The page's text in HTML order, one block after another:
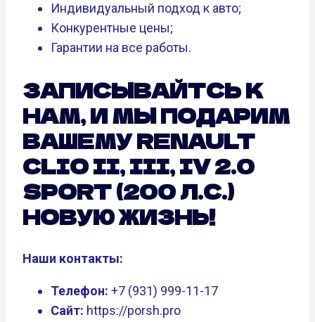
Индивидуальный подход к авто;
Конкурентные цены;
Гарантии на все работы.
ЗАПИСЫВАЙТСЬ К
НАМ, И МЫ ПОДАРИМ
ВАШЕМУ RENAULT
CLIO II, III, IV 2.0
SPORT (200 Л.С.)
НОВУЮ ЖИЗНЬ!
Наши контакты:
Телефон: +7 (931) 999-11-17
Сайт: https://porsh.pro